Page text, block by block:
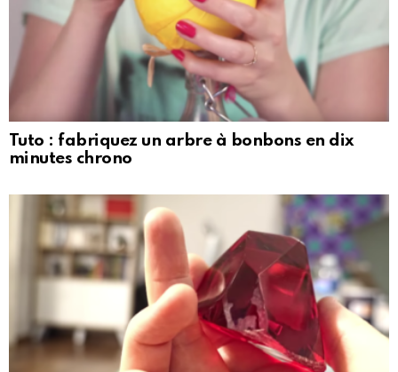
Tuto : fabriquez un arbre à bonbons en dix
minutes chrono